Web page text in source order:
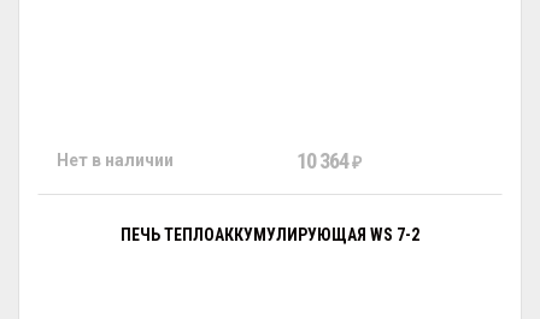
Нет в наличии 10 364₽
ПЕЧЬ ТЕПЛОАККУМУЛИРУЮЩАЯ WS 7-2